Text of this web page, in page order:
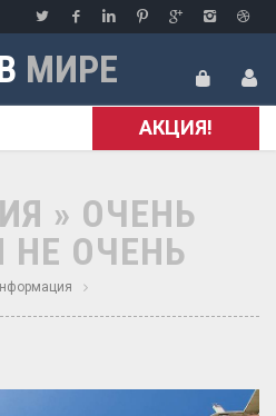
МИРЕ
АКЦИЯ!
» ОЧЕНЬ
НЕ ОЧЕНЬ